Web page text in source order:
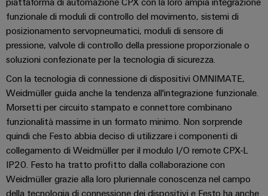
Trasmissione
e
distribuzione
Stabilità
e
per
reti
energetiche
moderne
Infrastrutture
degli
edifici
Soluzioni
Smart
Cabinet
Building
Misurazione
smart
Configuratore
Weidmüller
Workplace
solutions
del
sistema
e
di
migrazione
PLC
Interfacce
di
servizio
Box
di
Supporto
Supporto
tecnico
Conformità
ambientale
dei
prodotti
PSIRT
Resources
Il
nostro
Management
I
nostri
partner
Distribuzione
parole
Link
Shop
online
Newsletter
Registration
Richiesta
di
LPC
Aktionen
Cablaggio
impianti
degli
edifici
ALL
SERVICES
funzionale di moduli di controllo del movimento, sistemi di
posizionamento servopneumatici, moduli di sensore di
pressione, valvole di controllo della pressione proporzionale o
soluzioni confezionate per la tecnologia di sicurezza.
Con la tecnologia di connessione di dispositivi OMNIMATE,
Weidmüller guida anche la tendenza all'integrazione funzionale.
Morsetti per circuito stampato e connettore combinano
funzionalità massime in un formato minimo. Non sorprende
quindi che Festo abbia deciso di utilizzare i componenti di
collegamento di Weidmüller per il modulo I/O remote CPX-L
IP20. Festo ha tratto profitto dalla collaborazione con
Weidmüller grazie alla loro pluriennale conoscenza nel campo
della tecnologia di connessione dei dispositivi e Festo ha anche